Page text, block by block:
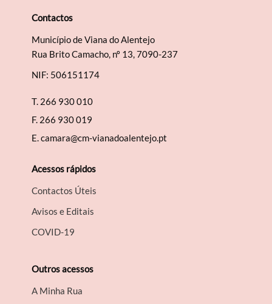
Contactos
Município de Viana do Alentejo
Rua Brito Camacho, nº 13, 7090-237
NIF: 506151174
T. 266 930 010
F. 266 930 019
E.camara@cm-vianadoalentejo.pt
Acessos rápidos
Contactos Úteis
Avisos e Editais
COVID-19
Outros acessos
A Minha Rua